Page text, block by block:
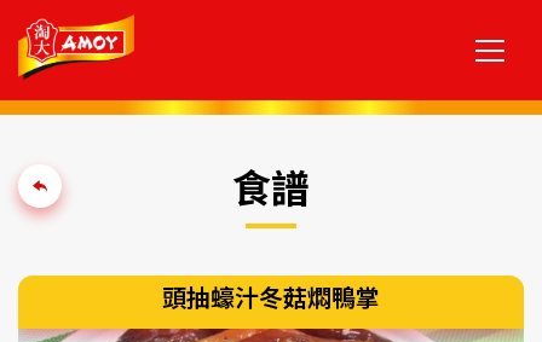
食譜
頭抽蠔汁冬菇燜鴨掌